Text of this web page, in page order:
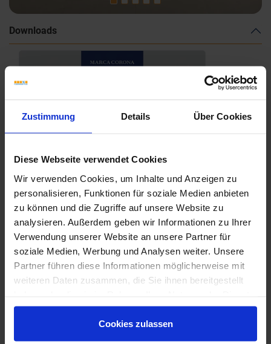
Zustimmung Details Über Cookies
Diese Webseite verwendet Cookies
Wir verwenden Cookies, um Inhalte und Anzeigen zu
personalisieren, Funktionen für soziale Medien anbieten
zu können und die Zugriffe auf unsere Website zu
analysieren. Außerdem geben wir Informationen zu Ihrer
Verwendung unserer Website an unsere Partner für
soziale Medien, Werbung und Analysen weiter. Unsere
Partner führen diese Informationen möglicherweise mit
weiteren Daten zusammen, die Sie ihnen bereitgestellt
gesammelt haben.
Cookies zulassen
Downloads